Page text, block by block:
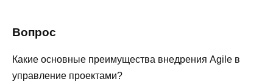
Вопрос
Какие основные преимущества внедрения Agile в
управление проектами?